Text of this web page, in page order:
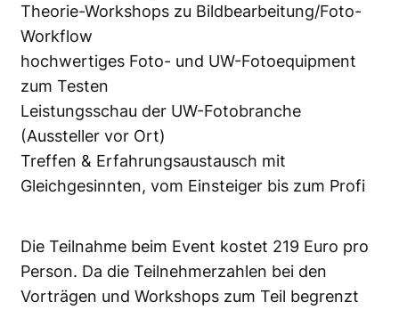
Theorie-Workshops zu Bildbearbeitung/Foto-
Workflow
hochwertiges Foto- und UW-Fotoequipment
zum Testen
Leistungsschau der UW-Fotobranche
(Aussteller vor Ort)
Treffen & Erfahrungsaustausch mit
Gleichgesinnten, vom Einsteiger bis zum Profi
Die Teilnahme beim Event kostet 219 Euro pro
Person. Da die Teilnehmerzahlen bei den
Vorträgen und Workshops zum Teil begrenzt